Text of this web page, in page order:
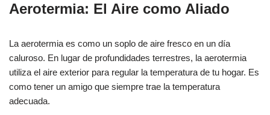
Aerotermia: El Aire como Aliado
La aerotermia es como un soplo de aire fresco en un día
caluroso. En lugar de profundidades terrestres, la aerotermia
utiliza el aire exterior para regular la temperatura de tu hogar. Es
como tener un amigo que siempre trae la temperatura
adecuada.